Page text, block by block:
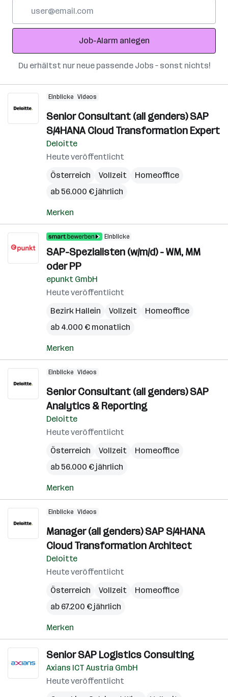
Adresse
Job-Alarm anlegen
Du erhältst nur neue passende Jobs – sonst nichts!
Einblicke Videos
Senior Consultant (all genders) SAP
S/4HANA Cloud Transformation Expert
Deloitte
Heute veröffentlicht
Österreich
Vollzeit
Homeoffice
ab 56.000 € jährlich
Merken
Einblicke
SAP-Spezialisten (w/m/d) - WM, MM
oder PP
epunkt GmbH
Heute veröffentlicht
Bezirk Hallein
Vollzeit
Homeoffice
ab 4.000 € monatlich
Merken
Einblicke Videos
Senior Consultant (all genders) SAP
Analytics & Reporting
Deloitte
Heute veröffentlicht
Österreich
Vollzeit
Homeoffice
ab 56.000 € jährlich
Merken
Einblicke Videos
Manager (all genders) SAP S/4HANA
Cloud Transformation Architect
Deloitte
Heute veröffentlicht
Österreich
Vollzeit
Homeoffice
ab 67.200 € jährlich
Merken
Senior SAP Logistics Consulting
Axians ICT Austria GmbH
Heute veröffentlicht